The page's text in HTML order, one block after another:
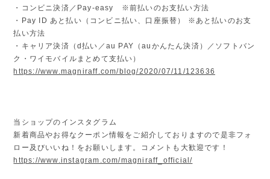
・コンビニ決済／Pay-easy ※前払いのお支払い方法
・Pay ID あと払い（コンビニ払い、口座振替） ※あと払いのお支
払い方法
・キャリア決済（d払い／au PAY（auかんたん決済）／ソフトバン
ク・ワイモバイルまとめて支払い）
https://www.magniraff.com/blog/2020/07/11/123636
当ショップのインスタグラム
新着商品やお得なクーポン情報をご紹介しておりますので是非フォ
ロー及びいいね！をお願いします。コメントも大歓迎です！
https://www.instagram.com/magniraff_official/